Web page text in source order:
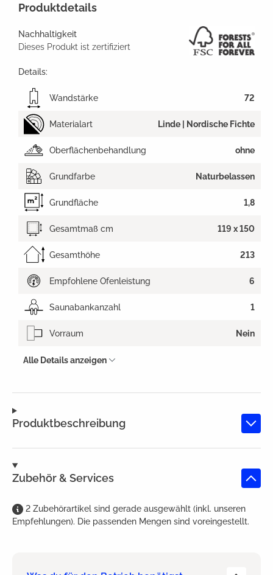
Produktbeschreibung
Zubehör & Services
2 Zubehörartikel sind gerade ausgewählt (inkl. unseren
Empfehlungen). Die passenden Mengen sind voreingestellt.
Produktdetails
Nachhaltigkeit
Dieses Produkt ist zertifiziert
Details:
Wandstärke 72
Materialart Linde | Nordische Fichte
Oberflächenbehandlung ohne
Grundfarbe Naturbelassen
Grundfläche 1,8
Gesamtmaß cm 119 x 150
Gesamthöhe 213
Empfohlene Ofenleistung 6
Saunabankanzahl 1
Vorraum Nein
Alle Details anzeigen